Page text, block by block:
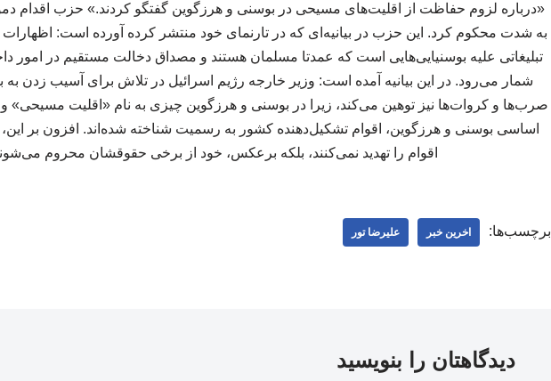
«درباره لزوم حفاظت از اقلیت‌های مسیحی در بوسنی و هرزگوین گفتگو کردند.» حزب اقدام
به شدت محکوم کرد. این حزب در بیانیه‌ای که در تارنمای خود منتشر کرده آورده است: اظهارات
تبلیغاتی علیه بوسنیایی‌هایی است که عمدتا مسلمان هستند و مصداق دخالت مستقیم در امور
شمار می‌رود. در این بیانیه آمده است: وزیر خارجه رژیم اسرائیل در تلاش برای آسیب زدن به
صرب‌ها و کروات‌ها نیز توهین می‌کند، زیرا در بوسنی و هرزگوین چیزی به نام «اقلیت مسیحی»
اساسی بوسنی و هرزگوین، اقوام تشکیل‌دهنده کشور به رسمیت شناخته شده‌اند. افزون بر این،
اقوام را تهدید نمی‌کنند، بلکه برعکس، خود از برخی حقوقشان محروم می‌شوند.
برچسب‌ها: اخرین خبر علیرضا تور
دیدگاهتان را بنویسید